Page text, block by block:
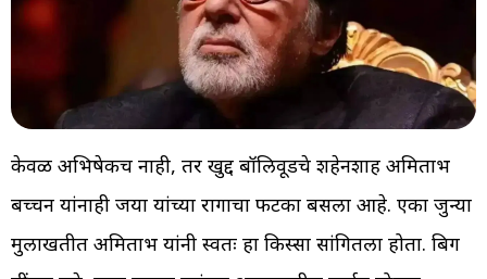
केवळ अभिषेकच नाही, तर खुद्द बॉलिवूडचे शहेनशाह अमिताभ
बच्चन यांनाही जया यांच्या रागाचा फटका बसला आहे. एका जुन्या
मुलाखतीत अमिताभ यांनी स्वतः हा किस्सा सांगितला होता. बिग